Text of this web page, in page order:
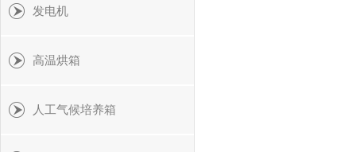
发电机
高温烘箱
人工气候培养箱